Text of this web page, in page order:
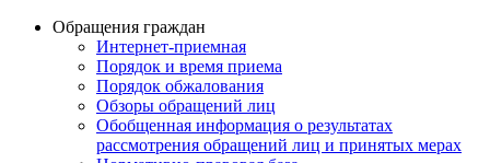
Обращения граждан
Интернет-приемная
Порядок и время приема
Порядок обжалования
Обзоры обращений лиц
Обобщенная информация о результатах
рассмотрения обращений лиц и принятых мерах